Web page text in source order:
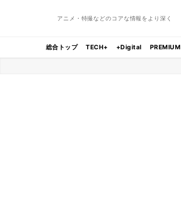
アニメ・特撮などのコアな情報をより深く
総合トップ TECH+ +Digital PREMIUM